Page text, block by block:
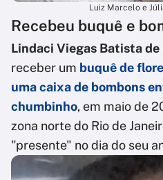
Luiz Marcelo e
Recebeu buquê e
Lindaci Viegas Batista de
receber um buquê de
uma caixa de bombons
chumbinho, em maio de
zona norte do Rio de
"presente" no dia do seu